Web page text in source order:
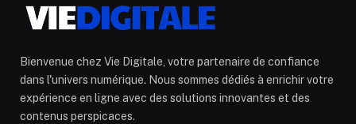
Bienvenue chez Vie Digitale, votre partenaire de confiance
dans l'univers numérique. Nous sommes dédiés à enrichir votre
expérience en ligne avec des solutions innovantes et des
contenus perspicaces.